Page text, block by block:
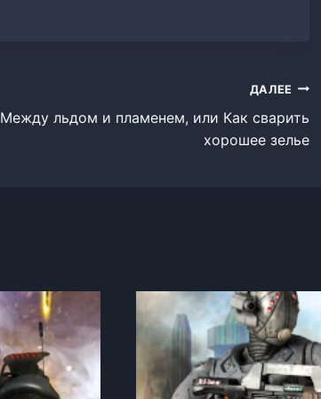
ДАЛЕЕ
Между льдом и пламенем, или Как сварить
хорошее зелье